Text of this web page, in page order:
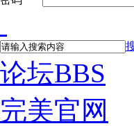
论坛BBS
完美官网